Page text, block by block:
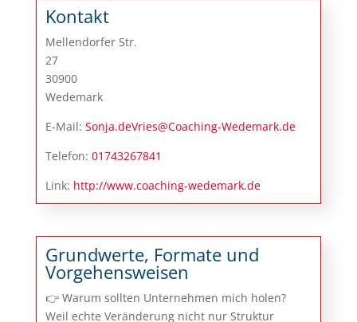
Kontakt
Mellendorfer Str.
27
30900
Wedemark
E-Mail: Sonja.deVries@Coaching-Wedemark.de
Telefon: 01743267841
Link: http://www.coaching-wedemark.de
Grundwerte, Formate und
Vorgehensweisen
👉 Warum sollten Unternehmen mich holen?
Weil echte Veränderung nicht nur Struktur